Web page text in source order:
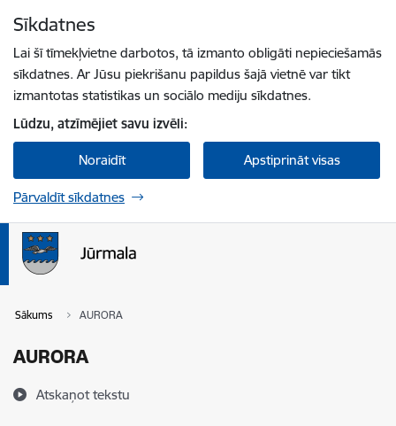
Sīkdatnes
Lai šī tīmekļvietne darbotos, tā izmanto obligāti nepieciešamās
sīkdatnes. Ar Jūsu piekrišanu papildus šajā vietnē var tikt
izmantotas statistikas un sociālo mediju sīkdatnes.
Lūdzu, atzīmējiet savu izvēli:
Noraidīt Apstiprināt visas
Pārvaldīt sīkdatnes
Sākums AURORA
AURORA
Atskaņot tekstu